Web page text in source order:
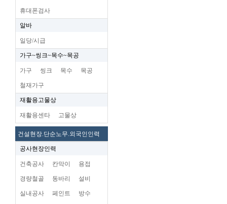
휴대폰검사
알바
일당/시급
가구~씽크~목수~목공
가구 씽크 목수 목공
철재가구
재활용고물상
재활용센타 고물상
건설현장.단순노무.외국인인력
공사현장인력
건축공사 칸막이 용접
경량철골 동바리 설비
실내공사 페인트 방수